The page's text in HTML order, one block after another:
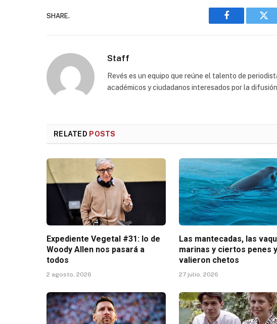
SHARE.
Facebook
Staff
Revés es un equipo que reúne el talento de
académicos y ciudadanos interesados por la
RELATED POSTS
Expediente Vegetal #31: lo de
Woody Allen nos pasará a
todos
2 agosto, 2026
Las mantecadas, las
marinas y ciertos penes
valieron chetos
27 julio, 2026